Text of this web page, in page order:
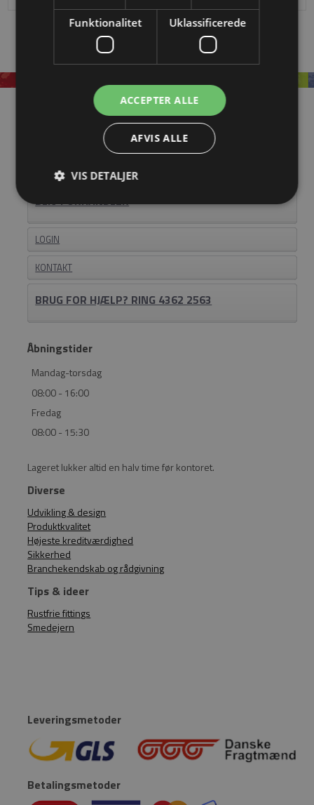
KATALOGER
BLIV FORHANDLER
LOGIN
KONTAKT
BRUG FOR HJÆLP? RING 4362 2563
Åbningstider
Mandag-torsdag
08:00 - 16:00
Fredag
08:00 - 15:30
Lageret lukker altid en halv time før kontoret.
Diverse
Udvikling & design
Produktkvalitet
Højeste kreditværdighed
Sikkerhed
Branchekendskab og rådgivning
Tips & ideer
Rustfrie fittings
Smedejern
Leveringsmetoder
Betalingsmetoder
Funktionalitet Uklassificerede
ACCEPTER ALLE
AFVIS ALLE
VIS DETALJER